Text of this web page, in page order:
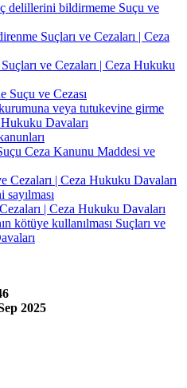
delillerini bildirmeme Suçu ve
Suçları ve Cezaları | Ceza
ve Cezaları | Ceza Hukuku
ve Cezası
veya tutukevine girme
Hukuku Davaları
Ceza Kanunu Maddesi ve
Cezaları | Ceza Hukuku Davaları
| Ceza Hukuku Davaları
kötüye kullanılması Suçları ve
2025